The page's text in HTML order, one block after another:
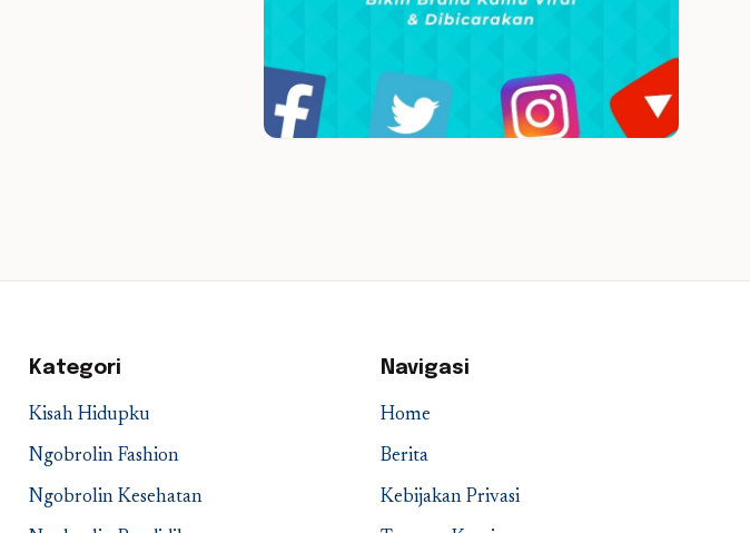
Kategori
Kisah Hidupku
Ngobrolin Fashion
Ngobrolin Kesehatan
Navigasi
Home
Berita
Kebijakan Privasi